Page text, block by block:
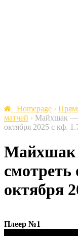
Homepage ›
матчей › Майхшак —
октября 2025 с кф.
cмотреть
октября
Плеер №1